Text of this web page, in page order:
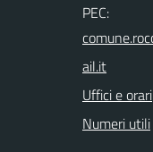
PEC:
Uffici e orari
Numeri utili